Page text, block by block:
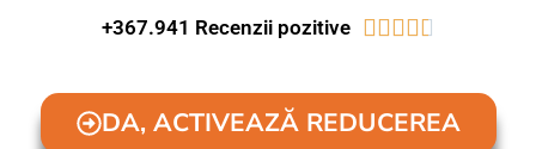
+367.941 Recenzii pozitive 
DA, ACTIVEAZĂ REDUCEREA